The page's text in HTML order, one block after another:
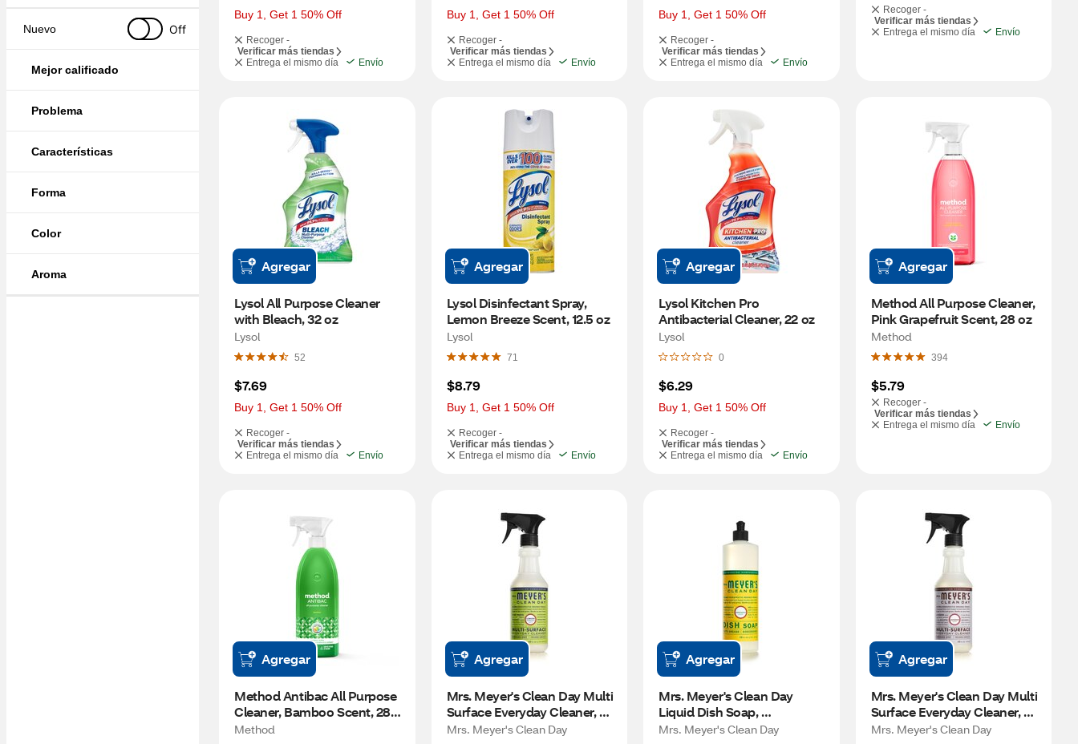
Nuevo Off
Mejor calificado
Problema
Características
Forma
Color
Aroma
Buy 1, Get 1 50% Off
Recoger -
Verificar más tiendas
Entrega el mismo día
Envío
Buy 1, Get 1 50% Off
Recoger -
Verificar más tiendas
Entrega el mismo día
Envío
Buy 1, Get 1 50% Off
Recoger -
Verificar más tiendas
Entrega el mismo día
Envío
Recoger -
Verificar más tiendas
Entrega el mismo día
Envío
Agregar
Lysol All Purpose Cleaner
with Bleach, 32 oz
Lysol
52
$7.69
Buy 1, Get 1 50% Off
Recoger -
Verificar más tiendas
Entrega el mismo día
Envío
Agregar
Lysol Disinfectant Spray,
Lemon Breeze Scent, 12.5 oz
Lysol
71
$8.79
Buy 1, Get 1 50% Off
Recoger -
Verificar más tiendas
Entrega el mismo día
Envío
Agregar
Lysol Kitchen Pro
Antibacterial Cleaner, 22 oz
Lysol
0
$6.29
Buy 1, Get 1 50% Off
Recoger -
Verificar más tiendas
Entrega el mismo día
Envío
Agregar
Method All Purpose Cleaner,
Pink Grapefruit Scent, 28 oz
Method
394
$5.79
Recoger -
Verificar más tiendas
Entrega el mismo día
Envío
Agregar
Method Antibac All Purpose
Cleaner, Bamboo Scent, 28
oz
Method
Agregar
Mrs. Meyer's Clean Day Multi
Surface Everyday Cleaner,
Lemon Verbena Scent, 16 oz
Mrs. Meyer's Clean Day
Agregar
Mrs. Meyer's Clean Day
Liquid Dish Soap,
Honeysuckle Scent, 16 oz
Mrs. Meyer's Clean Day
Agregar
Mrs. Meyer's Clean Day Multi
Surface Everyday Cleaner,
Lavender Scent, 16 oz
Mrs. Meyer's Clean Day